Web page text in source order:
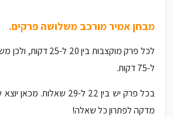
מבחן אמיר מורכב משלושה פרקים.
ל-75 דקות.
בכל פרק יש בין 22 ל-29
מדקה לפתרון כל שאלה!